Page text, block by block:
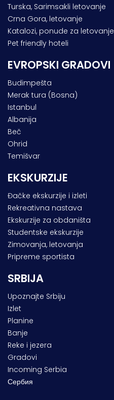
Turska, Sarimsakli letovanje
Crna Gora, letovanje
Katalozi, ponude za letovanje
Pet friendly hoteli
EVROPSKI GRADOVI
Budimpešta
Merak tura (Bosna)
Istanbul
Albanija
Beč
Ohrid
Temišvar
EKSKURZIJE
Đačke ekskurzije i izleti
Rekreativna nastava
Ekskurzije za obdaništa
Studentske ekskurzije
Zimovanja, letovanja
Pripreme sportista
SRBIJA
Upoznajte Srbiju
Izlet
Planine
Banje
Reke i jezera
Gradovi
Incoming Serbia
Сербия